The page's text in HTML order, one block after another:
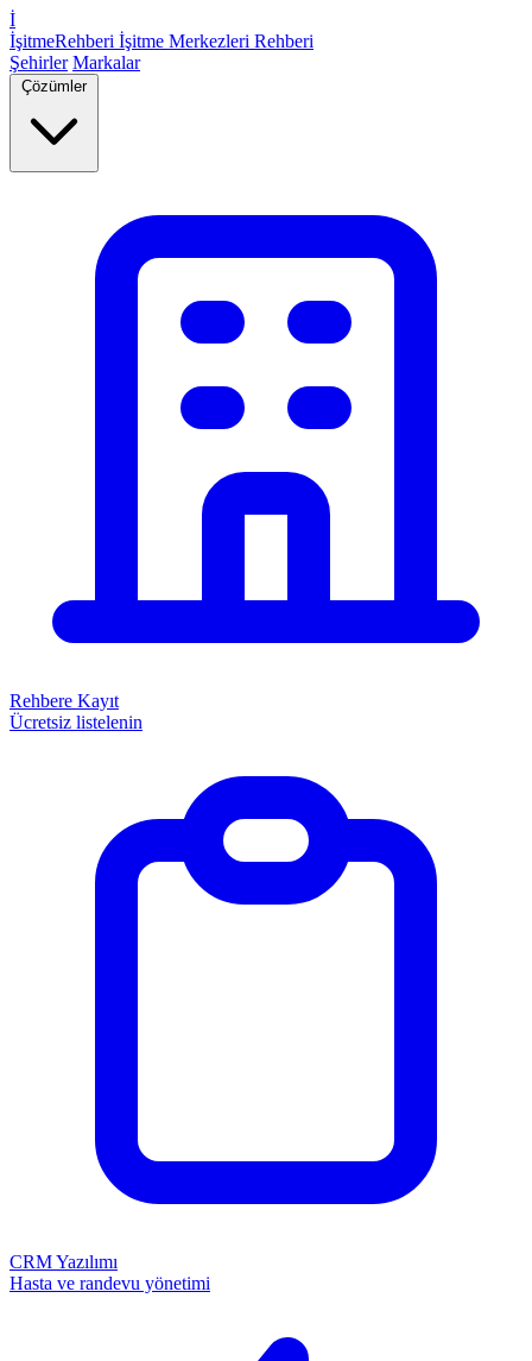
İ
İşitmeRehberi İşitme Merkezleri Rehberi
Şehirler Markalar
Çözümler
Rehbere Kayıt
Ücretsiz listelenin
CRM Yazılımı
Hasta ve randevu yönetimi